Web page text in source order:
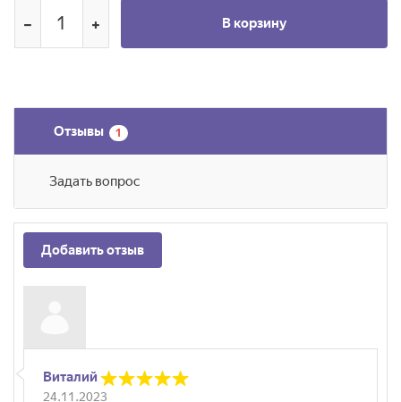
В корзину
Отзывы 1
Задать вопрос
Добавить отзыв
Виталий
24.11.2023